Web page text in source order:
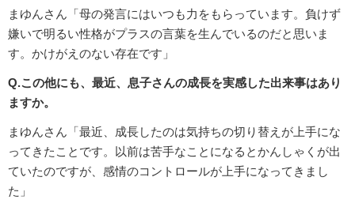
まゆんさん「母の発言にはいつも力をもらっています。負けず
嫌いで明るい性格がプラスの言葉を生んでいるのだと思いま
す。かけがえのない存在です」
Q.この他にも、最近、息子さんの成長を実感した出来事はあり
ますか。
まゆんさん「最近、成長したのは気持ちの切り替えが上手にな
ってきたことです。以前は苦手なことになるとかんしゃくが出
ていたのですが、感情のコントロールが上手になってきまし
た」